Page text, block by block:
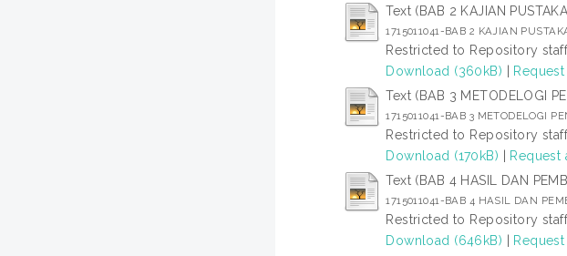
Text (BAB 2 KAJIAN
1715011041-BAB 2 KAJIAN
Restricted to Repository
Download (360kB) |
Text (BAB 3 METODELOGI
1715011041-BAB 3 METODELOGI
Restricted to Repository
Download (170kB) | Request
Text (BAB 4 HASIL DAN
1715011041-BAB 4 HASIL DAN
Restricted to Repository
Download (646kB) |